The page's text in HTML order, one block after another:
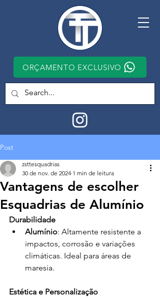
ORÇAMENTO EXCLUSIVO
Post
Vantagens de escolher
Esquadrias de Alumínio
zsttesquadrias
30 de nov. de 2024 1 min de leitura
Durabilidade
Alumínio: Altamente resistente a
impactos, corrosão e variações
climáticas. Ideal para áreas de
maresia.
Estética e Personalização